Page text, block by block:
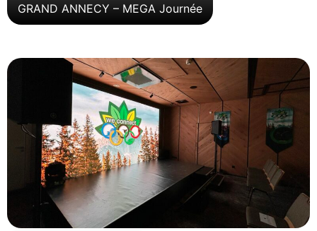
GRAND ANNECY – MEGA Journée